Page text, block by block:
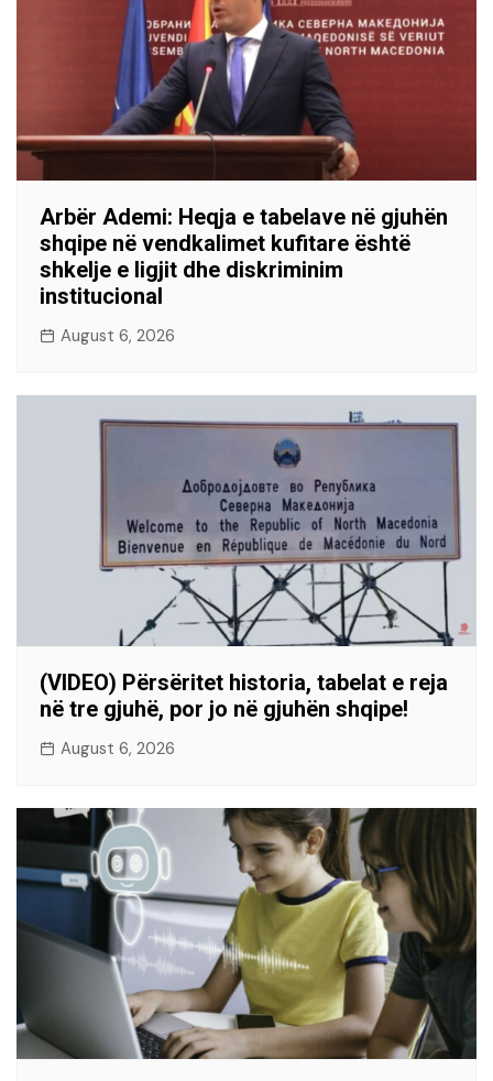
Arbër Ademi: Heqja e tabelave në gjuhën
shqipe në vendkalimet kufitare është
shkelje e ligjit dhe diskriminim
institucional
August 6, 2026
(VIDEO) Përsëritet historia, tabelat e reja
në tre gjuhë, por jo në gjuhën shqipe!
August 6, 2026